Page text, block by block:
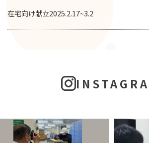
在宅向け献立2025.2.17~3.2